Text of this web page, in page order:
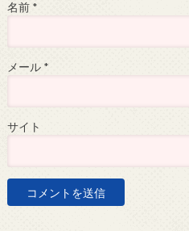
名前 *
メール *
サイト